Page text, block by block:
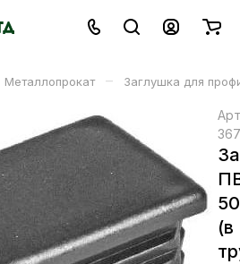
Металлопрокат – Заглушка для
(в